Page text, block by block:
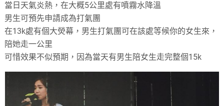
當日天氣炎熱，在大概5公里處有噴霧水降溫
男生可預先申請成為打氣團
在13k處有個大熒幕，男生打氣團可在該處等候你的女生來，
陪她走一公里
可惜效果不似預期，因為當天有男生陪女生走完整個15k